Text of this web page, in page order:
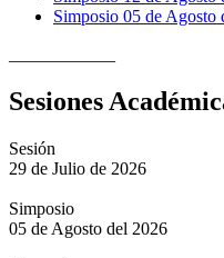
Simposio 05 de Agosto
Sesiones
Sesión
29 de Julio de 2026
Simposio
05 de Agosto del 2026